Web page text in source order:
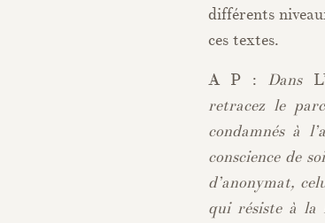
différents
ces textes.
A P : Dans
retracez le
condamnés à
conscience de
d’anonymat,
qui résiste à la